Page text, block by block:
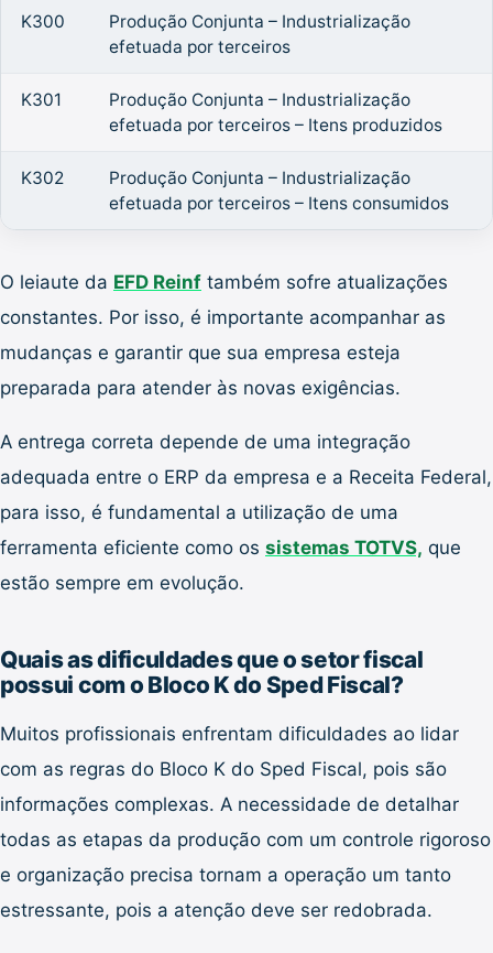
K300
Produção Conjunta – Industrialização
efetuada por terceiros
K301
Produção Conjunta – Industrialização
efetuada por terceiros – Itens produzidos
K302
Produção Conjunta – Industrialização
efetuada por terceiros – Itens consumidos
O leiaute da EFD Reinf também sofre atualizações
constantes. Por isso, é importante acompanhar as
mudanças e garantir que sua empresa esteja
preparada para atender às novas exigências.
A entrega correta depende de uma integração
adequada entre o ERP da empresa e a Receita Federal,
para isso, é fundamental a utilização de uma
ferramenta eficiente como os sistemas TOTVS, que
estão sempre em evolução.
Quais as dificuldades que o setor fiscal
possui com o Bloco K do Sped Fiscal?
Muitos profissionais enfrentam dificuldades ao lidar
com as regras do Bloco K do Sped Fiscal, pois são
informações complexas. A necessidade de detalhar
todas as etapas da produção com um controle rigoroso
e organização precisa tornam a operação um tanto
estressante, pois a atenção deve ser redobrada.